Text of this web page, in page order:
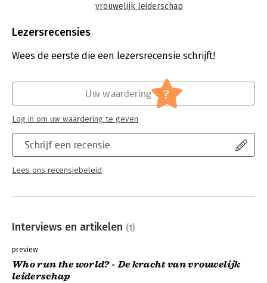
uitgedaagd en creativiteit, productiviteit en innovatie kunnen
Jeurissen, Ann Caluwaerts, Françoise Chombar, Catherine De
persoonlijke verhaal. In alle openheid schetsen ze de kansen,
Who run the world? is een boek voor vrouwen én mannen die
geloven dat vrouwelijk leiderschap in ondernemingen, de
politiek of de maatschappij in het algemeen een troef is voor
de toekomst.
vrouwelijk leiderschap
Bindwijze:
Uitgever:
2e hands artikel
Hoofdrubriek:
Lezersrecensies
Wees de eerste die een lezersrecensie schrijft!
Schrijf een recensie
Lees ons recensiebeleid
Uw waardering ?
Log in om uw waardering te geven
Interviews en artikelen (1)
preview
Who run the world? - De kracht van vrouwelijk
leiderschap